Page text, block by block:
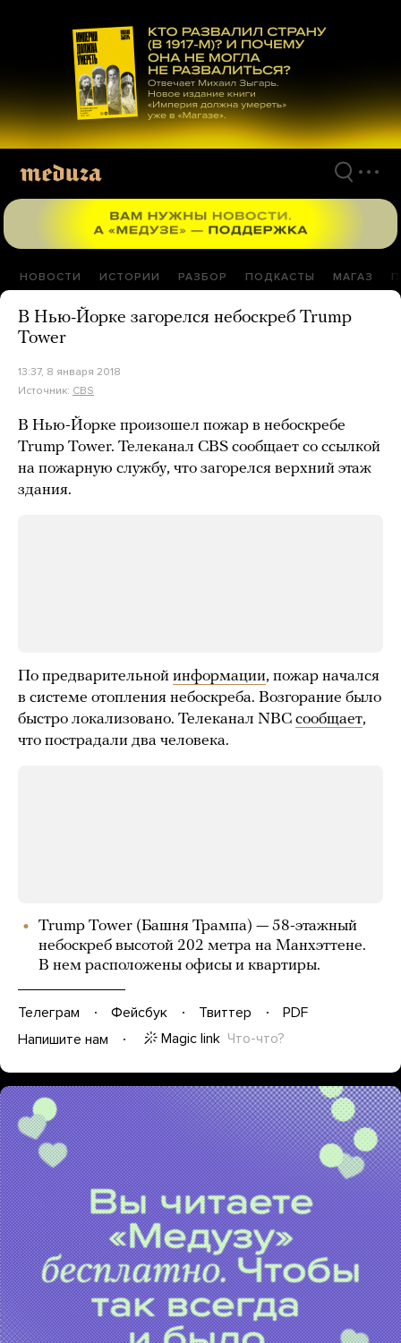
материалам
НОВОСТИ ИСТОРИИ РАЗБОР ПОДКАСТЫ МАГАЗ
В Нью-Йорке загорелся небоскреб Trump
Tower
13:37, 8 января 2018
Источник: CBS
В Нью-Йорке произошел пожар в небоскребе
Trump Tower. Телеканал CBS сообщает со ссылкой
на пожарную службу, что загорелся верхний этаж
здания.
По предварительной информации, пожар начался
в системе отопления небоскреба. Возгорание было
быстро локализовано. Телеканал NBC сообщает,
что пострадали два человека.
Trump Tower (Башня Трампа) — 58-этажный
небоскреб высотой 202 метра на Манхэттене.
В нем расположены офисы и квартиры.
Телеграм Фейсбук Твиттер
PDF
Напишите нам
Magic link Что-что?